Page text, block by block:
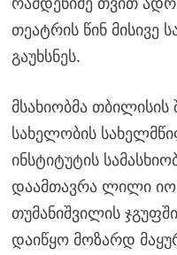
თეატრის წინ მისივე
გაუხსნეს.
მსახიობმა
სახელობის
ინსტიტუტის
დაამთავრა ლილი
თუმანიშვილის
დაიწყო მოზარდ